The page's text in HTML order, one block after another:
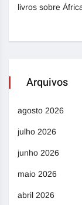
livros sobre
Arquivos
agosto 2026
julho 2026
junho 2026
maio 2026
abril 2026